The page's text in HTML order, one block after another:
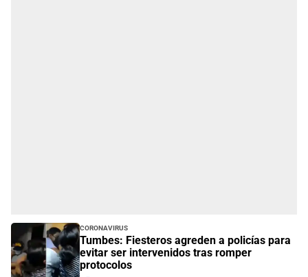
Coronavirus
Tumbes: Fiesteros agreden a policías para
evitar ser intervenidos tras romper
protocolos